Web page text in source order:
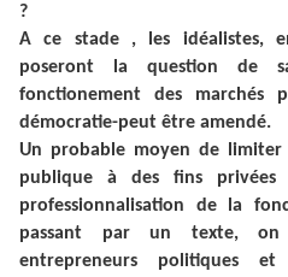
?
A ce stade , les idéalistes,
poseront la question de
fonctionement des marchés
démocratie-peut être amendé.
Un probable moyen de limiter
publique à des fins privées
professionnalisation de la
passant par un texte,
entrepreneurs politiques